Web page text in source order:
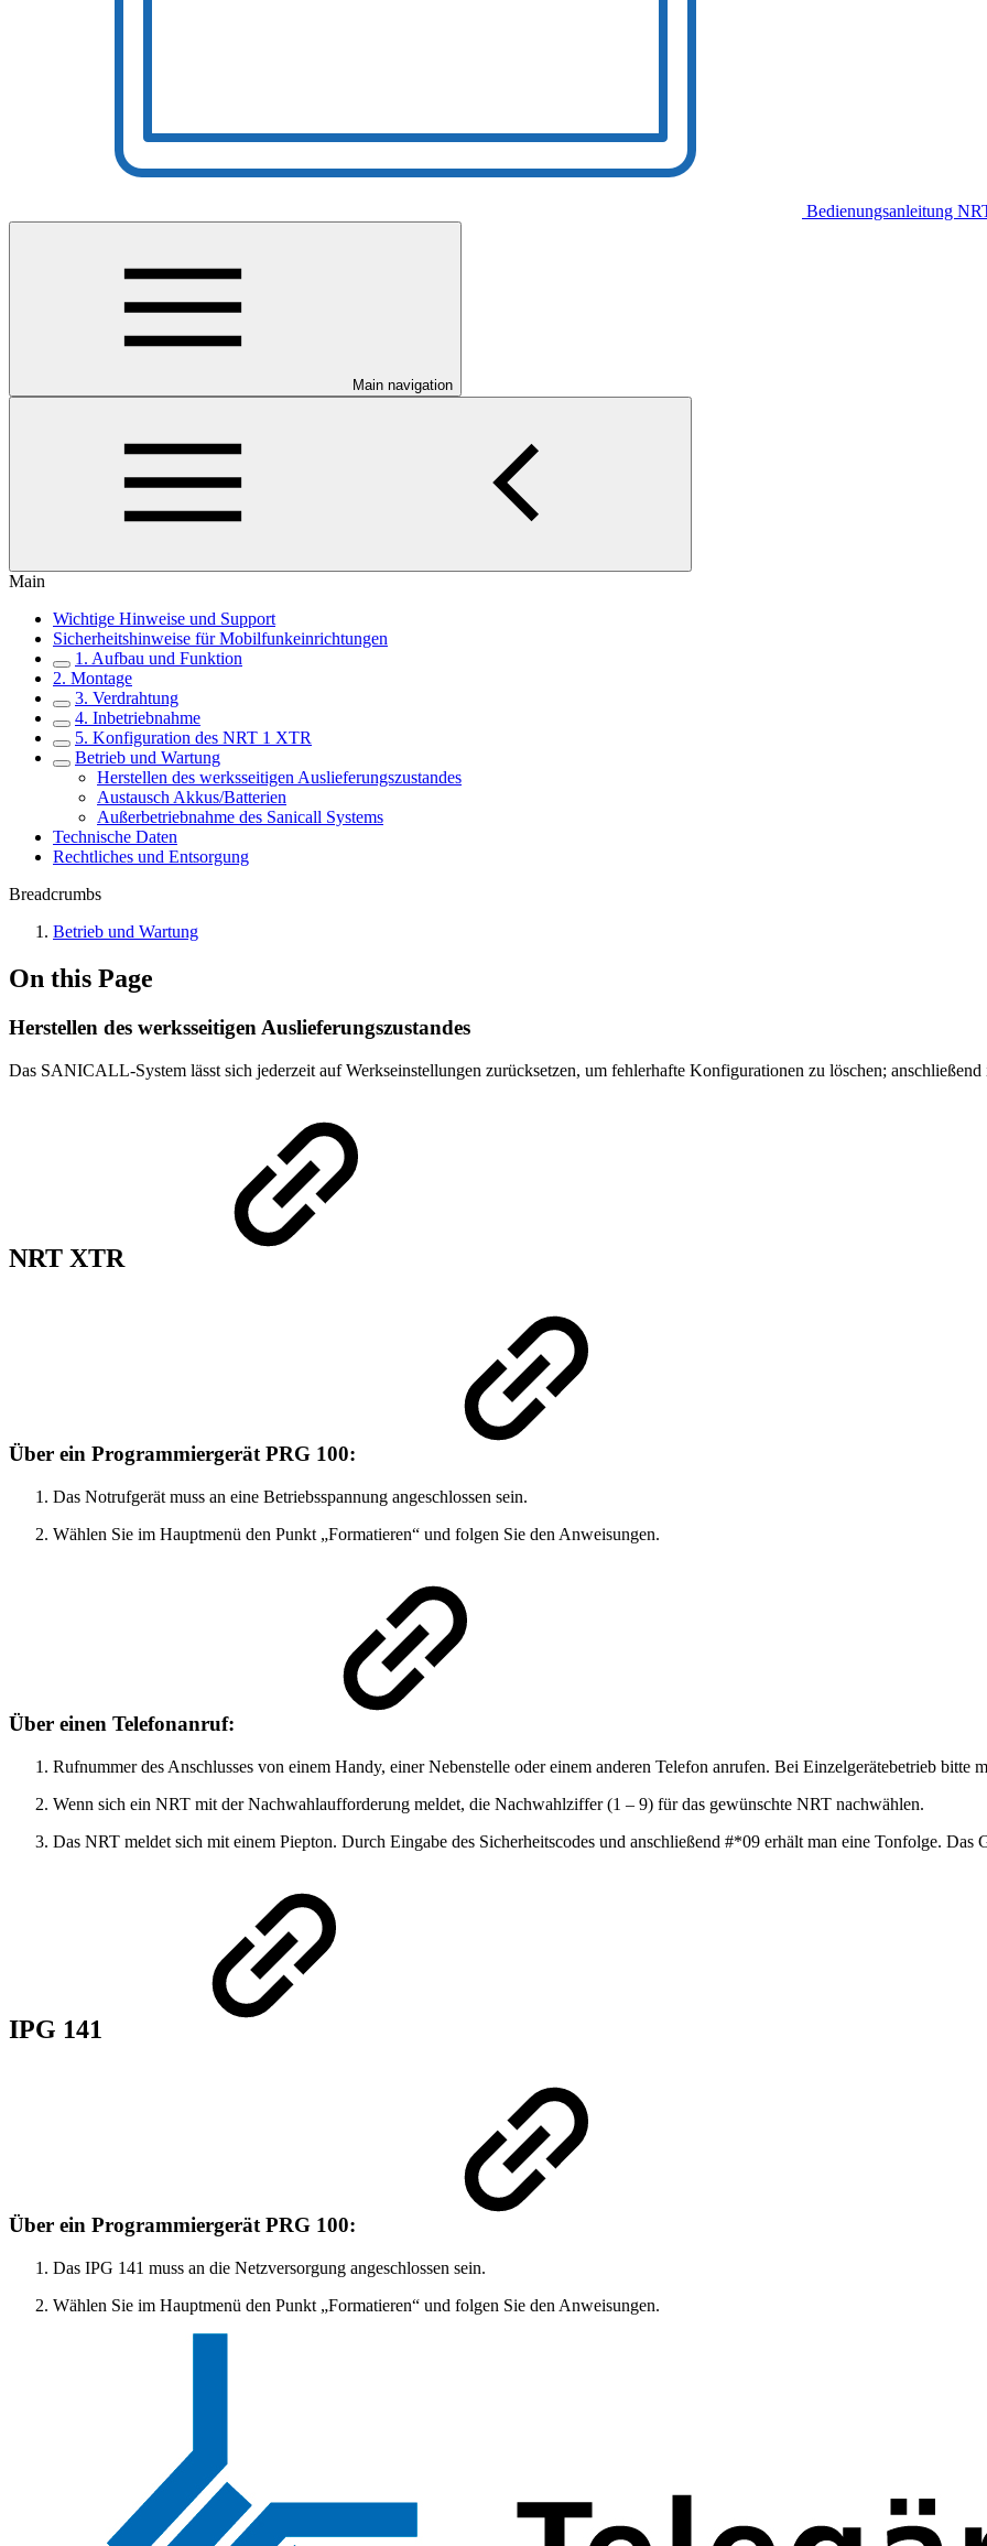
Bedienungsanleitung
Main navigation
Main
Wichtige Hinweise und Support
Sicherheitshinweise für Mobilfunkeinrichtungen
1. Aufbau und Funktion
2. Montage
3. Verdrahtung
4. Inbetriebnahme
5. Konfiguration des NRT 1 XTR
Betrieb und Wartung
Herstellen des werksseitigen Auslieferungszustandes
Austausch Akkus/Batterien
Außerbetriebnahme des Sanicall Systems
Technische Daten
Rechtliches und Entsorgung
Breadcrumbs
Betrieb und Wartung
On this Page
Herstellen des werksseitigen Auslieferungszustandes
Das SANICALL-System lässt sich jederzeit auf Werkseinstellungen zurücksetzen, um fehlerhafte Konfigurationen zu löschen;
NRT XTR
Über ein Programmiergerät PRG 100:
Das Notrufgerät muss an eine Betriebsspannung angeschlossen sein.
Wählen Sie im Hauptmenü den Punkt „Formatieren“ und folgen Sie den Anweisungen.
Über einen Telefonanruf:
Rufnummer des Anschlusses von einem Handy, einer Nebenstelle oder einem anderen Telefon anrufen. Bei Einzelgerätebetrieb bitte
Wenn sich ein NRT mit der Nachwahlaufforderung meldet, die Nachwahlziffer (1 – 9) für das gewünschte NRT nachwählen.
Das NRT meldet sich mit einem Piepton. Durch Eingabe des Sicherheitscodes und anschließend #*09 erhält man eine Tonfolge. Das
IPG 141
Über ein Programmiergerät PRG 100:
Das IPG 141 muss an die Netzversorgung angeschlossen sein.
Wählen Sie im Hauptmenü den Punkt „Formatieren“ und folgen Sie den Anweisungen.